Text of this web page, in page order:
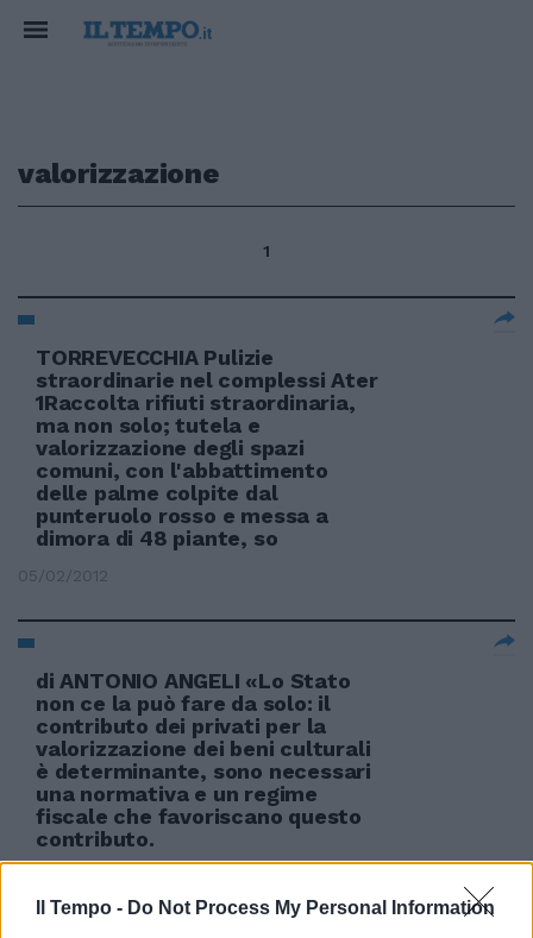
Il Tempo - Do Not Process My Personal Information
valorizzazione
1
TORREVECCHIA Pulizie
straordinarie nel complessi Ater
1Raccolta rifiuti straordinaria,
ma non solo; tutela e
valorizzazione degli spazi
comuni, con l'abbattimento
delle palme colpite dal
punteruolo rosso e messa a
dimora di 48 piante, so
05/02/2012
di ANTONIO ANGELI «Lo Stato
non ce la può fare da solo: il
contributo dei privati per la
valorizzazione dei beni culturali
è determinante, sono necessari
una normativa e un regime
fiscale che favoriscano questo
contributo.